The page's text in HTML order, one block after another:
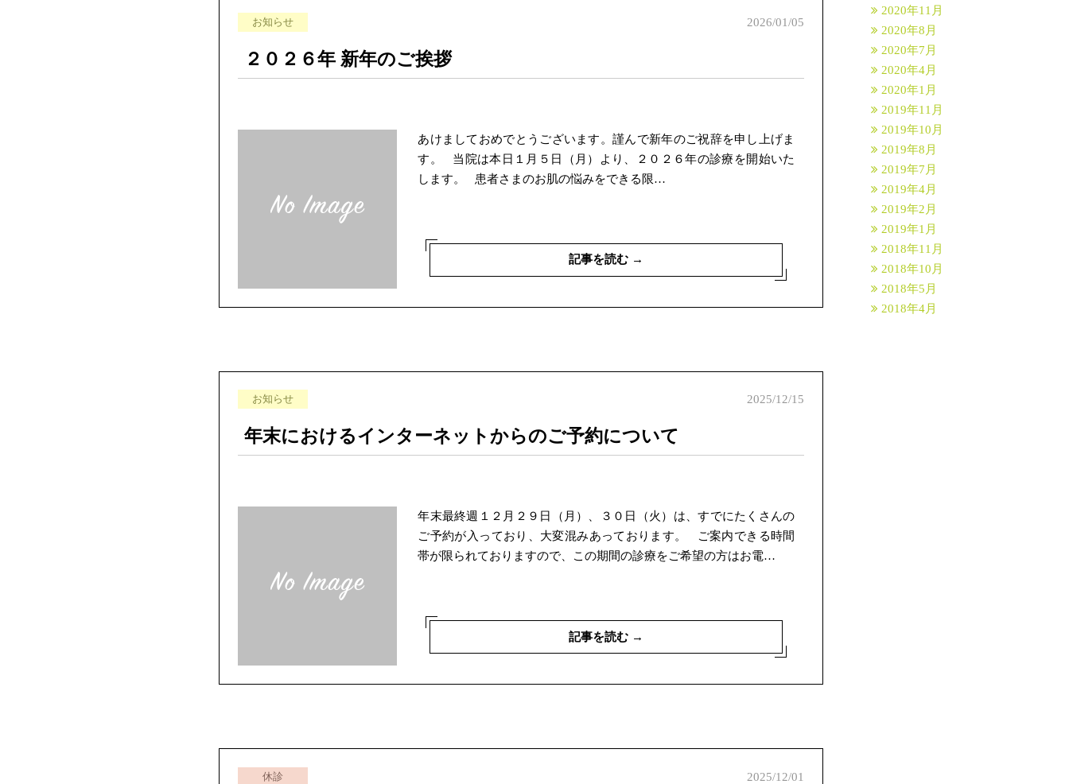
２０２６年 新年のご挨拶
お知らせ 2026/01/05
あけましておめでとうございます。謹んで新年のご祝辞を申し上げま
す。 当院は本日１月５日（月）より、２０２６年の診療を開始いた
します。 患者さまのお肌の悩みをできる限…
記事を読む →
年末におけるインターネットからのご予約について
お知らせ 2025/12/15
年末最終週１２月２９日（月）、３０日（火）は、すでにたくさんの
ご予約が入っており、大変混みあっております。 ご案内できる時間
帯が限られておりますので、この期間の診療をご希望の方はお電…
記事を読む →
休診 2025/12/01
2020年11月
2020年8月
2020年7月
2020年4月
2020年1月
2019年11月
2019年10月
2019年8月
2019年7月
2019年4月
2019年2月
2019年1月
2018年11月
2018年10月
2018年5月
2018年4月